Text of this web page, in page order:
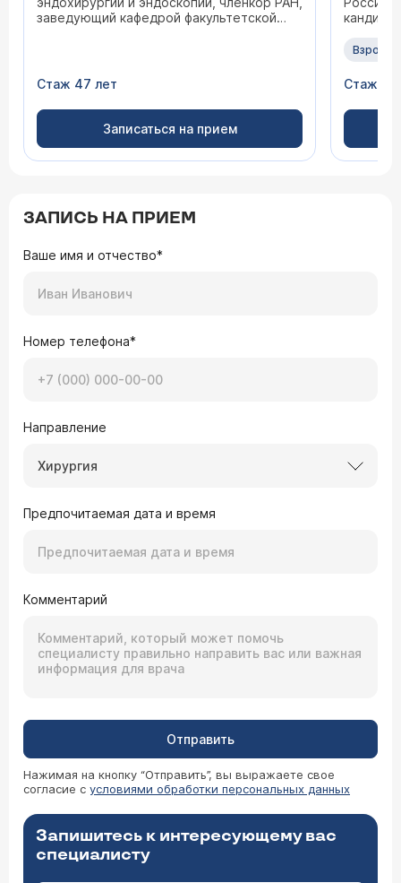
заведующий кафедрой факультетской
Стаж 47 лет
Записаться на прием
Стаж 24
ЗАПИСЬ НА ПРИЕМ
Ваше имя и отчество*
Номер телефона*
Направление
Хирургия
Предпочитаемая дата и время
Комментарий
Отправить
Нажимая на кнопку “Отправить”, вы выражаете свое
согласие с условиями обработки персональных данных
Запишитесь к интересующему вас
специалисту